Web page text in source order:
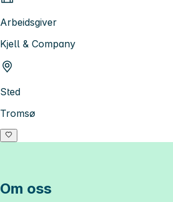
Arbeidsgiver
Kjell & Company
Sted
Tromsø
Om oss